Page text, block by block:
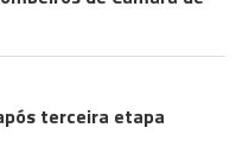
terceira etapa